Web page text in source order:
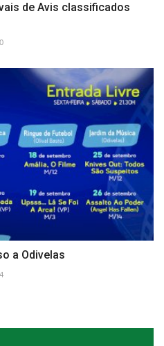
de Avis classificados
a Odivelas